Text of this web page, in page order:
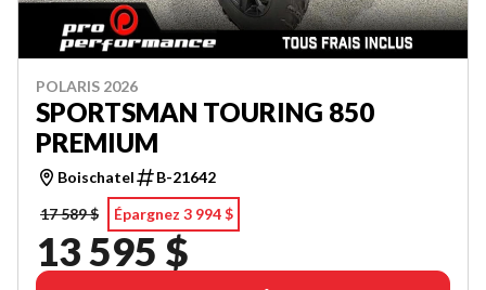
POLARIS 2026
SPORTSMAN TOURING 850
PREMIUM
Boischatel
B-21642
17 589 $
Épargnez 3 994 $
13 595 $